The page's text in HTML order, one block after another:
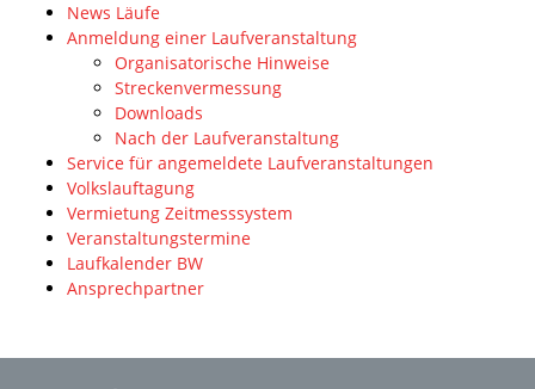
News Läufe
Anmeldung einer Laufveranstaltung
Organisatorische Hinweise
Streckenvermessung
Downloads
Nach der Laufveranstaltung
Service für angemeldete Laufveranstaltungen
Volkslauftagung
Vermietung Zeitmesssystem
Veranstaltungstermine
Laufkalender BW
Ansprechpartner